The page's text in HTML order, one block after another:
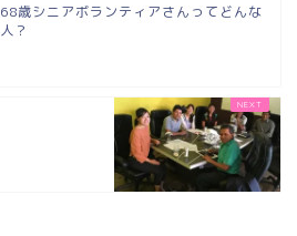
68歳シニアボランティアさんってどんな
人？